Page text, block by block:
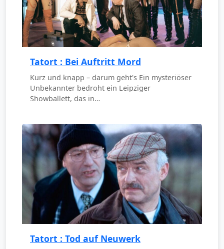
Tatort : Bei Auftritt Mord
Kurz und knapp – darum geht's Ein mysteriöser
Unbekannter bedroht ein Leipziger
Showballett, das in…
Tatort : Tod auf Neuwerk